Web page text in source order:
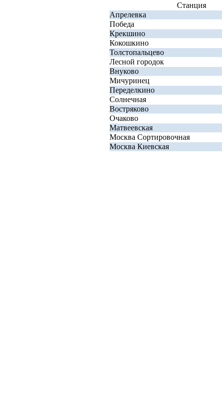
Станция
Апрелевка
Победа
Крекшино
Кокошкино
Толстопальцево
Лесной городок
Внуково
Мичуринец
Переделкино
Солнечная
Востряково
Очаково
Матвеевская
Москва Сортировочная
Москва Киевская